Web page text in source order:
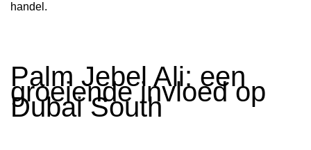
handel.
Palm Jebel Ali: een
groeiende invloed op
Dubai South